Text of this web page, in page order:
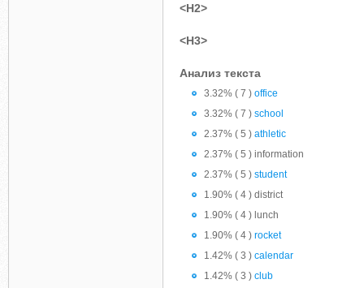
<H2>
<H3>
Анализ текста
3.32% ( 7 ) office
3.32% ( 7 ) school
2.37% ( 5 ) athletic
2.37% ( 5 ) information
2.37% ( 5 ) student
1.90% ( 4 ) district
1.90% ( 4 ) lunch
1.90% ( 4 ) rocket
1.42% ( 3 ) calendar
1.42% ( 3 ) club